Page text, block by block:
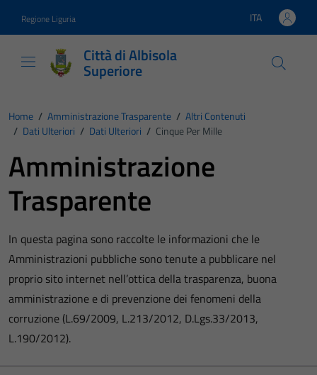
Regione Liguria Lingua attiva:
ITA
Città di Albisola
Superiore
Home / Amministrazione Trasparente / Altri Contenuti
/ Dati Ulteriori / Dati Ulteriori / Cinque Per Mille
Amministrazione
Trasparente
In questa pagina sono raccolte le informazioni che le
Amministrazioni pubbliche sono tenute a pubblicare nel
proprio sito internet nell’ottica della trasparenza, buona
amministrazione e di prevenzione dei fenomeni della
corruzione (L.69/2009, L.213/2012, D.Lgs.33/2013,
L.190/2012).